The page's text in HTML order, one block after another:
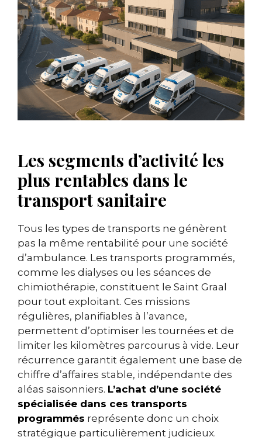
Les segments d’activité les
plus rentables dans le
transport sanitaire
Tous les types de transports ne génèrent
pas la même rentabilité pour une société
d’ambulance. Les transports programmés,
comme les dialyses ou les séances de
chimiothérapie, constituent le Saint Graal
pour tout exploitant. Ces missions
régulières, planifiables à l’avance,
permettent d’optimiser les tournées et de
limiter les kilomètres parcourus à vide. Leur
récurrence garantit également une base de
chiffre d’affaires stable, indépendante des
aléas saisonniers. L’achat d’une société
spécialisée dans ces transports
programmés représente donc un choix
stratégique particulièrement judicieux.